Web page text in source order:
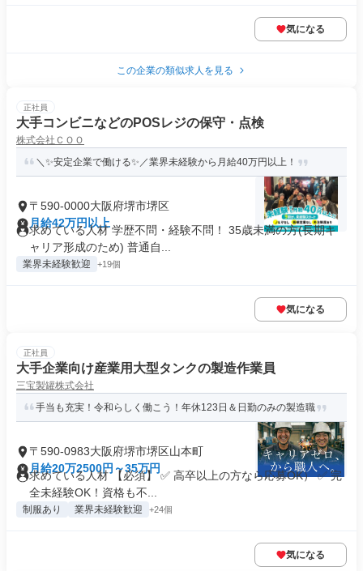
気になる
この企業の類似求人を見る
正社員
大手コンビニなどのPOSレジの保守・点検
株式会社ＣＯＯ
＼✨安定企業で働ける✨／業界未経験から月給40万円以上！
〒590-0000大阪府堺市堺区
月給42万円以上
求めている人材 学歴不問・経験不問！ 35歳未満の方(長期キ
ャリア形成のため) 普通自...
業界未経験歓迎 +19個
気になる
正社員
大手企業向け産業用大型タンクの製造作業員
三宝製罐株式会社
手当も充実！令和らしく働こう！年休123日＆日勤のみの製造職
〒590-0983大阪府堺市堺区山本町
月給20万2500円～35万円
求めている人材 【必須】 ✅ 高卒以上の方なら応募OK） ✅ 完
全未経験OK！資格も不...
制服あり 業界未経験歓迎 +24個
気になる